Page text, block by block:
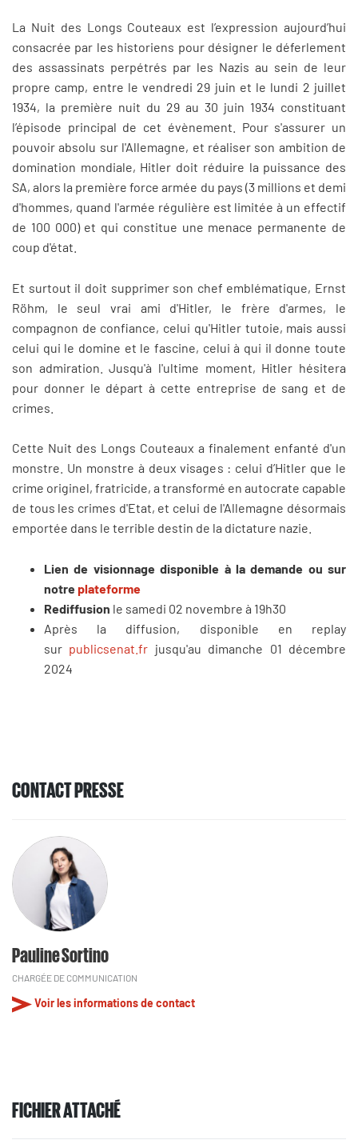
La Nuit des Longs Couteaux est l’expression aujourd’hui
consacrée par les historiens pour désigner le déferlement
des assassinats perpétrés par les Nazis au sein de leur
propre camp, entre le vendredi 29 juin et le lundi 2 juillet
1934, la première nuit du 29 au 30 juin 1934 constituant
l’épisode principal de cet évènement. Pour s'assurer un
pouvoir absolu sur l'Allemagne, et réaliser son ambition de
domination mondiale, Hitler doit réduire la puissance des
SA, alors la première force armée du pays (3 millions et demi
d'hommes, quand l'armée régulière est limitée à un effectif
de 100 000) et qui constitue une menace permanente de
coup d'état.
Et surtout il doit supprimer son chef emblématique, Ernst
Röhm, le seul vrai ami d'Hitler, le frère d'armes, le
compagnon de confiance, celui qu'Hitler tutoie, mais aussi
celui qui le domine et le fascine, celui à qui il donne toute
son admiration. Jusqu'à l'ultime moment, Hitler hésitera
pour donner le départ à cette entreprise de sang et de
crimes.
Cette Nuit des Longs Couteaux a finalement enfanté d'un
monstre. Un monstre à deux visages : celui d’Hitler que le
crime originel, fratricide, a transformé en autocrate capable
de tous les crimes d'Etat, et celui de l'Allemagne désormais
emportée dans le terrible destin de la dictature nazie.
Lien de visionnage disponible à la demande ou sur
notre plateforme
Rediffusion le samedi 02 novembre à 19h30
Après la diffusion, disponible en replay
sur publicsenat.fr jusqu'au dimanche 01 décembre
2024
CONTACT PRESSE
Pauline Sortino
CHARGÉE DE COMMUNICATION
Voir les informations de contact
FICHIER ATTACHÉ